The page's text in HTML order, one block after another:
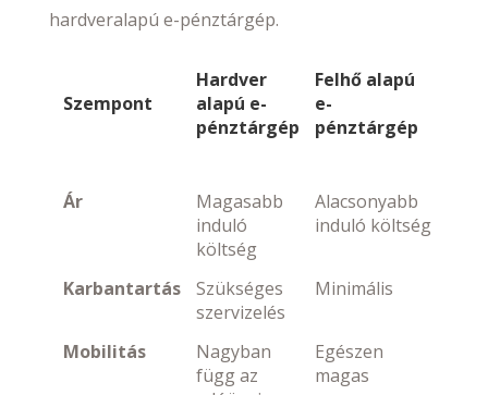
hardveralapú e-pénztárgép.
Szempont
Hardver
alapú e-
pénztárgép
Felhő alapú
e-
pénztárgép
Ár
Magasabb
induló
költség
Alacsonyabb
induló költség
Karbantartás
Szükséges
szervizelés
Minimális
Mobilitás
Nagyban
függ az
Egészen
magas